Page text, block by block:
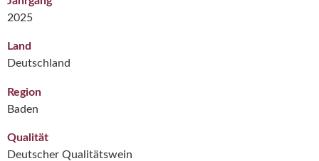
2025
Land
Deutschland
Region
Baden
Qualität
Deutscher Qualitätswein